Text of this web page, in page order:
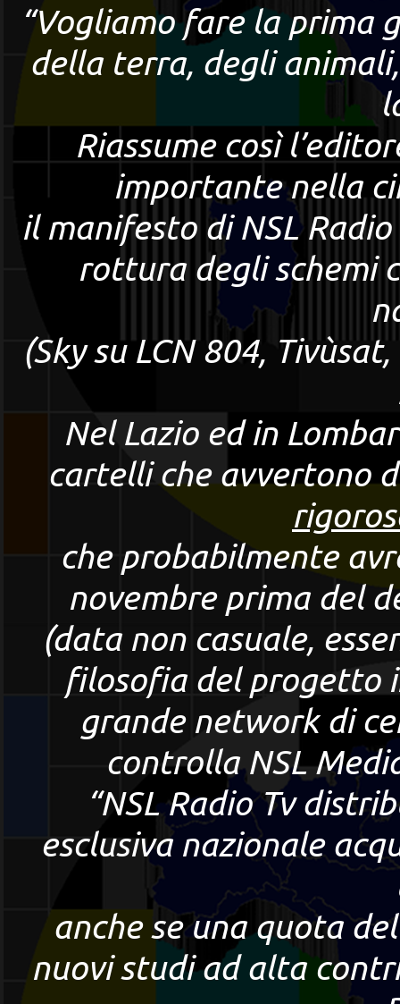
“Vogliamo fare la prima
della terra, degli
Riassume così
importante nella
il manifesto di NSL
rottura degli schemi
(Sky su LCN 804,
Nel Lazio ed in
cartelli che avvertono
che probabilmente
novembre prima del
(data non casuale,
filosofia del progetto
grande network di
controlla NSL
“NSL Radio Tv
esclusiva nazionale
anche se una quota
nuovi studi ad alta